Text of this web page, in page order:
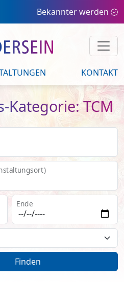
Bekannter werden
KONTAKT
Kategorie: TCM
Ende